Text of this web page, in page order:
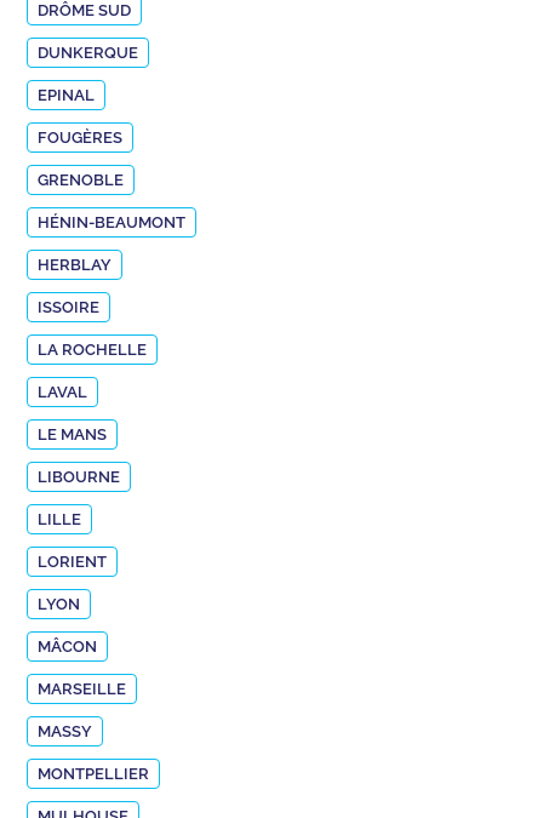
DRÔME SUD
DUNKERQUE
EPINAL
FOUGÈRES
GRENOBLE
HÉNIN-BEAUMONT
HERBLAY
ISSOIRE
LA ROCHELLE
LAVAL
LE MANS
LIBOURNE
LILLE
LORIENT
LYON
MÂCON
MARSEILLE
MASSY
MONTPELLIER